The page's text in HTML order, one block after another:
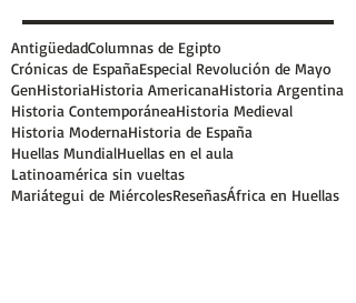
AntigüedadColumnas de Egipto
Crónicas de EspañaEspecial Revolución de Mayo
GenHistoriaHistoria AmericanaHistoria Argentina
Historia ContemporáneaHistoria Medieval
Historia ModernaHistoria de España
Huellas MundialHuellas en el aula
Latinoamérica sin vueltas
Mariátegui de MiércolesReseñasÁfrica en Huellas